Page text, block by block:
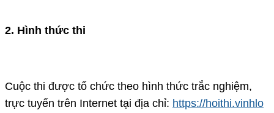
2. Hình thức thi
Cuộc thi được tổ chức theo hình thức trắc nghiệm,
trực tuyến trên Internet tại địa chỉ: https://hoithi.vinhlo